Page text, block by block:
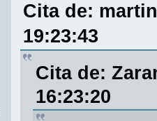
Cita de:
19:23:43
Cita de:
16:23:20